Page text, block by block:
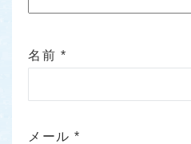
名前 *
メール*